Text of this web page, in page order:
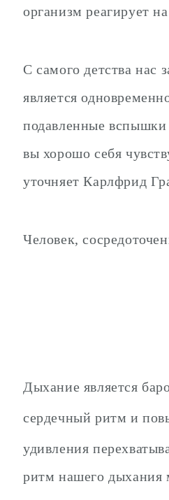
организм реагирует
С самого детства нас
является
подавленные
вы хорошо себя
уточняет Карлфрид
Человек,
Дыхание является
сердечный ритм и
удивления
ритм нашего дыхания